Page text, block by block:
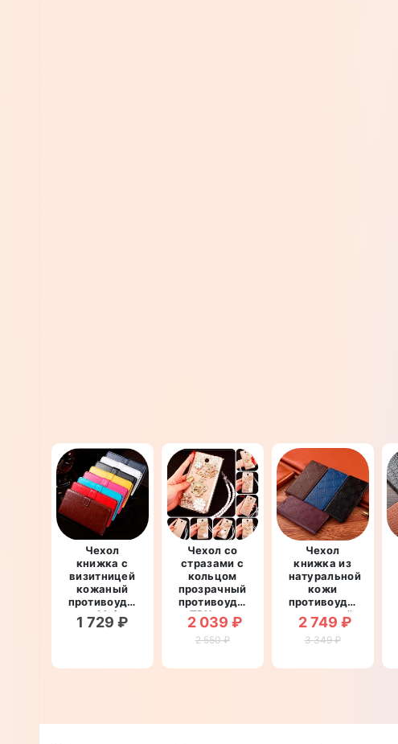
Чехол
книжка с
визитницей
кожаный
противоударный
для Meizu
15
1 729 ₽
Чехол со
стразами с
кольцом
прозрачный
противоударный
TPU для
Meizu 15
"ROYALER"
2 039 ₽
2 550 ₽
Чехол
книжка из
натуральной
кожи
противоударный
магнитный
для Meizu
15 "CRUCIS"
2 749 ₽
3 349 ₽